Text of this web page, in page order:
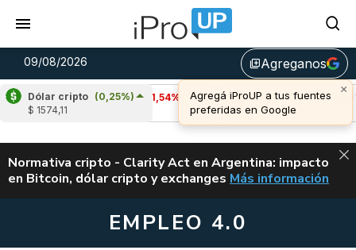
09/08/2026 library_addAgreganos
Dólar cripto (0,25%)
$ 1574,11
Cardano
(-1,54%)
u$s 0,20
Avalanche (-1,46%)
u$s 6,46
ALERTA
Normativa cripto - Clarity Act en Argentina: impacto
en Bitcoin, dólar cripto y exchanges CLARITY ACT EN
Más información
EMPLEO 4.0